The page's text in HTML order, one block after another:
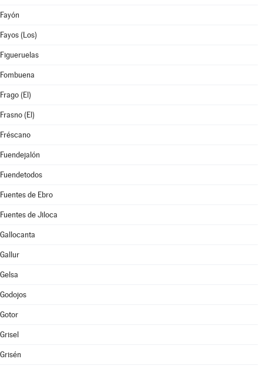
Fayón
Fayos (Los)
Figueruelas
Fombuena
Frago (El)
Frasno (El)
Fréscano
Fuendejalón
Fuendetodos
Fuentes de Ebro
Fuentes de Jiloca
Gallocanta
Gallur
Gelsa
Godojos
Gotor
Grisel
Grisén